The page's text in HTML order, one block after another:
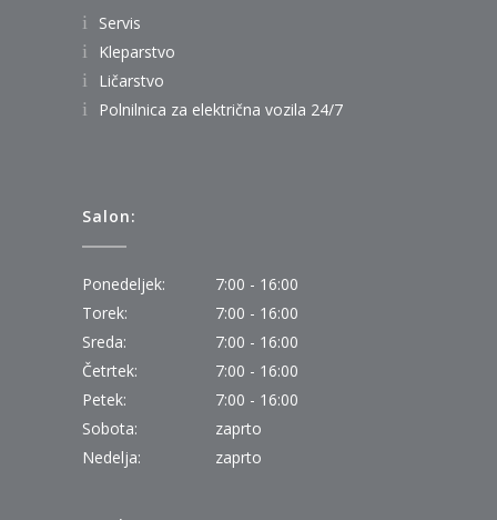
Servis
Kleparstvo
Ličarstvo
Polnilnica za električna vozila 24/7
Salon:
Ponedeljek:
7:00 - 16:00
Torek:
7:00 - 16:00
Sreda:
7:00 - 16:00
Četrtek:
7:00 - 16:00
Petek:
7:00 - 16:00
Sobota:
zaprto
Nedelja:
zaprto